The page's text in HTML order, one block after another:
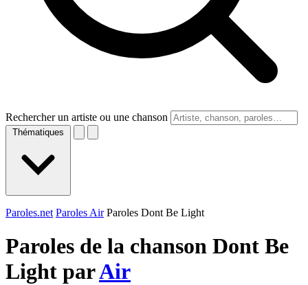
Rechercher un artiste ou une chanson
Thématiques
Paroles.net Paroles Air Paroles Dont Be Light
Paroles de la chanson Dont Be
Light parAir